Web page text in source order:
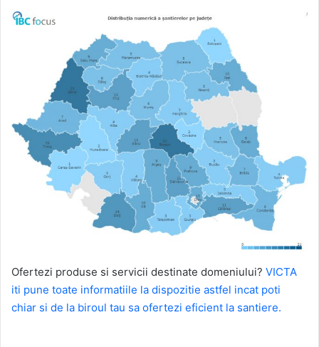
Ofertezi produse si servicii destinate domeniului? VICTA
iti pune toate informatiile la dispozitie astfel incat poti
chiar si de la biroul tau sa ofertezi eficient la santiere.